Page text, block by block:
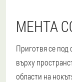
МЕНТА
Приготвя се
върху
области на